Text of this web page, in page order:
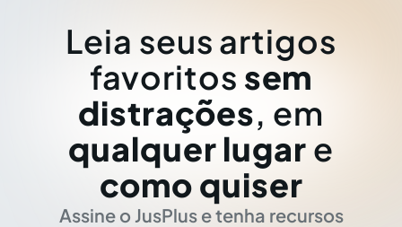
Leia seus artigos
favoritos sem
distrações, em
qualquer lugar e
como quiser
Assine o JusPlus e tenha recursos